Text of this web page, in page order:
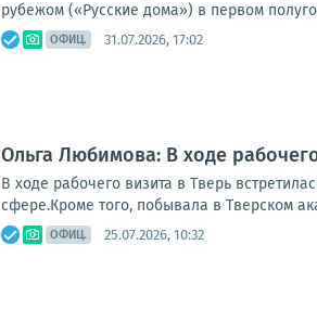
рубежом («Русские дома») в первом
ОФИЦ. 31.07.2026, 17:02
Ольга Любимова: В ходе
В ходе рабочего визита в Тверь
сфере.Кроме того, побывала в Тверском
ОФИЦ. 25.07.2026, 10:32